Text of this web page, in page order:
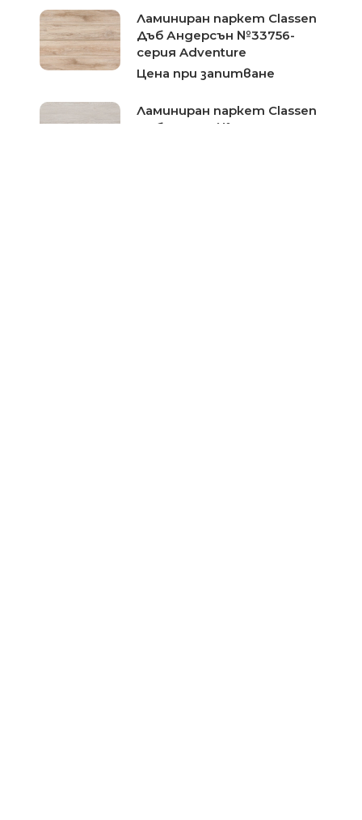
Ламиниран паркет Classen
Дъб Андерсън №33756-
серия Adventure
Цена при запитване
Ламиниран паркет Classen
Дъб Басано №37321-серия